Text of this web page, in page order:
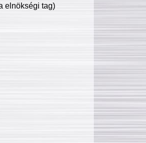
elnökségi tag)